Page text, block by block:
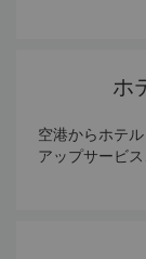
ホ
空港からホテ
アップサービ